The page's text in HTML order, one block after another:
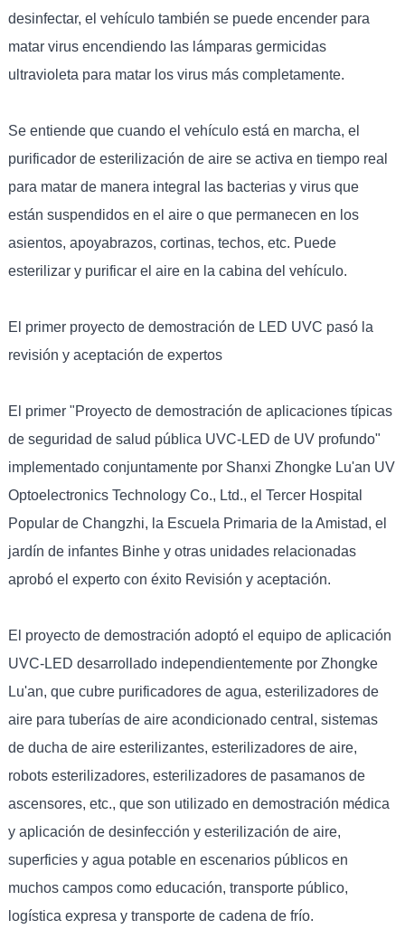
desinfectar, el vehículo también se puede encender para
matar virus encendiendo las lámparas germicidas
ultravioleta para matar los virus más completamente.
Se entiende que cuando el vehículo está en marcha, el
purificador de esterilización de aire se activa en tiempo real
para matar de manera integral las bacterias y virus que
están suspendidos en el aire o que permanecen en los
asientos, apoyabrazos, cortinas, techos, etc. Puede
esterilizar y purificar el aire en la cabina del vehículo.
El primer proyecto de demostración de LED UVC pasó la
revisión y aceptación de expertos
El primer "Proyecto de demostración de aplicaciones típicas
de seguridad de salud pública UVC-LED de UV profundo"
implementado conjuntamente por Shanxi Zhongke Lu'an UV
Optoelectronics Technology Co., Ltd., el Tercer Hospital
Popular de Changzhi, la Escuela Primaria de la Amistad, el
jardín de infantes Binhe y otras unidades relacionadas
aprobó el experto con éxito Revisión y aceptación.
El proyecto de demostración adoptó el equipo de aplicación
UVC-LED desarrollado independientemente por Zhongke
Lu'an, que cubre purificadores de agua, esterilizadores de
aire para tuberías de aire acondicionado central, sistemas
de ducha de aire esterilizantes, esterilizadores de aire,
robots esterilizadores, esterilizadores de pasamanos de
ascensores, etc., que son utilizado en demostración médica
y aplicación de desinfección y esterilización de aire,
superficies y agua potable en escenarios públicos en
muchos campos como educación, transporte público,
logística expresa y transporte de cadena de frío.